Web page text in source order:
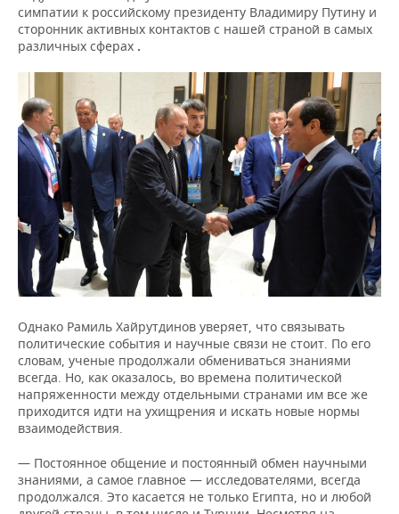
симпатии к российскому президенту Владимиру Путину и
сторонник активных контактов с нашей страной в самых
различных сферах .
Однако Рамиль Хайрутдинов уверяет, что связывать
политические события и научные связи не стоит. По его
словам, ученые продолжали обмениваться знаниями
всегда. Но, как оказалось, во времена политической
напряженности между отдельными странами им все же
приходится идти на ухищрения и искать новые нормы
взаимодействия.
— Постоянное общение и постоянный обмен научными
знаниями, а самое главное — исследователями, всегда
продолжался. Это касается не только Египта, но и любой